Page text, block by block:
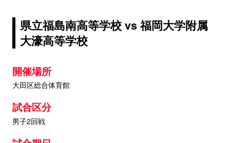
県立福島南高等学校 vs 福岡大学附属
大濠高等学校
開催場所
大田区総合体育館
試合区分
男子2回戦